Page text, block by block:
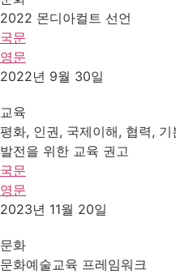
2022 몬디아컬트 선언
국문
영문
2022년 9월 30일
교육
평화, 인권, 국제이해, 협력,
발전을 위한 교육 권고
국문
영문
2023년 11월 20일
문화
문화예술교육 프레임워크